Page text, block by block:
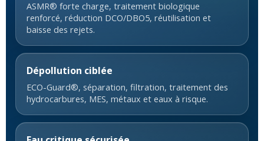
ASMR® forte charge, traitement biologique
renforcé, réduction DCO/DBO5, réutilisation et
baisse des rejets.
Dépollution ciblée
ECO-Guard®, séparation, filtration, traitement des
hydrocarbures, MES, métaux et eaux à risque.